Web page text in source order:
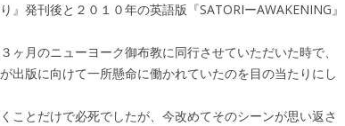
』発刊後と２０１０年の英語版『SATORIーAWAKENING』
ヶ月のニューヨーク御布教に同行させていただいた時で、
出版に向けて一所懸命に働かれていたのを目の当たりにし
ことだけで必死でしたが、今改めてそのシーンが思い返さ